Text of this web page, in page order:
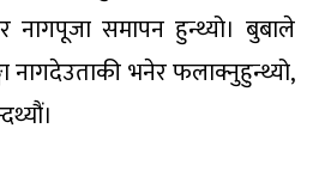
समापन हुन्थ्यो। बुबाले
नागदेउताकी भनेर फलाक्नुहुन्थ्यो,